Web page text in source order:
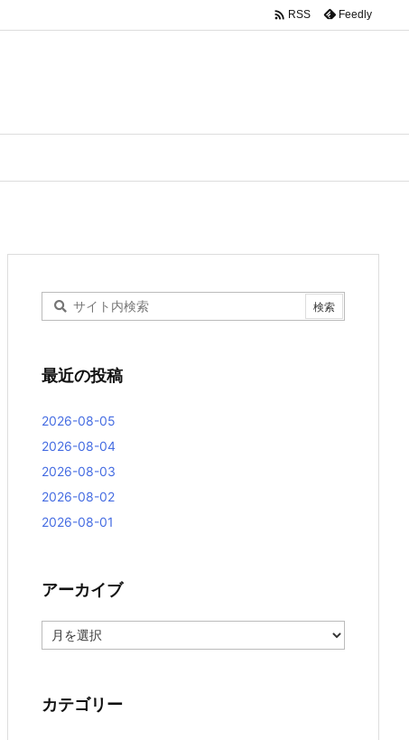
 RSS Feedly
最近の投稿
2026-08-05
2026-08-04
2026-08-03
2026-08-02
2026-08-01
アーカイブ
ー
ブ
カテゴリー